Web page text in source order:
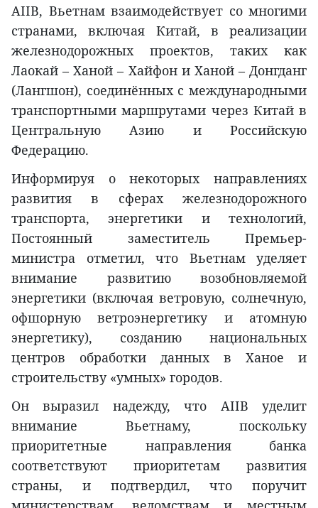
AIIB, Вьетнам взаимодействует со многими
странами, включая Китай, в реализации
железнодорожных проектов, таких как
Лаокай – Ханой – Хайфон и Ханой – Донгданг
(Лангшон), соединённых с международными
транспортными маршрутами через Китай в
Центральную Азию и Российскую
Федерацию.
Информируя о некоторых направлениях
развития в сферах железнодорожного
транспорта, энергетики и технологий,
Постоянный заместитель Премьер-
министра отметил, что Вьетнам уделяет
внимание развитию возобновляемой
энергетики (включая ветровую, солнечную,
офшорную ветроэнергетику и атомную
энергетику), созданию национальных
центров обработки данных в Ханое и
строительству «умных» городов.
Он выразил надежду, что AIIB уделит
внимание Вьетнаму, поскольку
приоритетные направления банка
соответствуют приоритетам развития
страны, и подтвердил, что поручит